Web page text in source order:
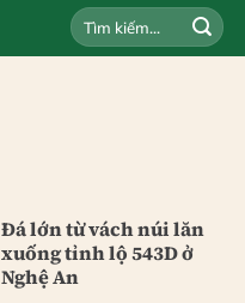
Đá lớn từ vách núi lăn
xuống tỉnh lộ 543D ở
Nghệ An